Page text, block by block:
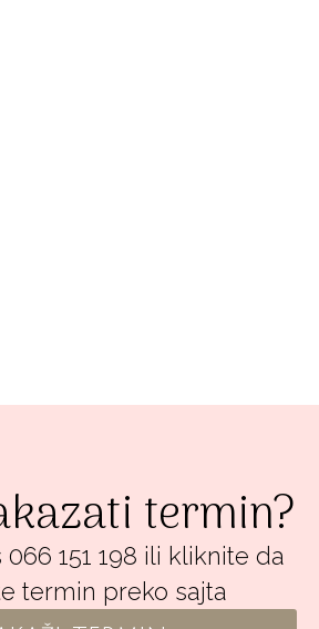
termin?
151 198 ili kliknite da
termin preko sajta